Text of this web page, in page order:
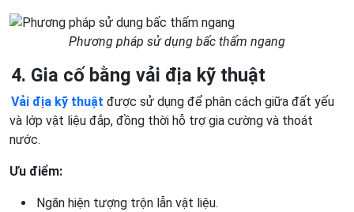
Phương pháp sử dụng bấc thấm ngang
4. Gia cố bằng vải địa kỹ thuật
Vải địa kỹ thuật được sử dụng để phân cách giữa đất yếu
và lớp vật liệu đắp, đồng thời hỗ trợ gia cường và thoát
nước.
Ưu điểm:
Ngăn hiện tượng trộn lẫn vật liệu.